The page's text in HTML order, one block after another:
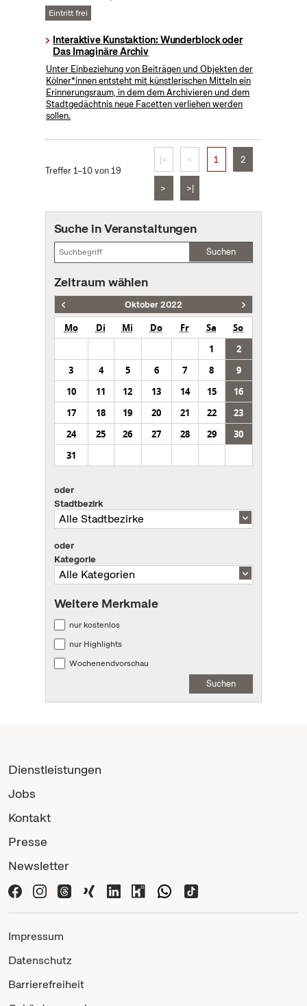
Eintritt frei
Interaktive Kunstaktion: Wunderblock oder
Das Imaginäre Archiv
Unter Einbeziehung von Beiträgen und Objekten der
Kölner*innen entsteht mit künstlerischen Mitteln ein
Erinnerungsraum, in dem dem Archivieren und dem
Stadtgedächtnis neue Facetten verliehen werden
sollen.
Treffer 1–10 von 19
|< < 1 2
> >|
Suche in Veranstaltungen
Suchen
Zeitraum wählen
Oktober 2022
Mo Di Mi Do Fr Sa
So
1
2
3
4 5 6 7 8
9
10
11 12 13 14 15
16
17
18 19 20 21 22
23
24
25 26 27 28 29
30
31
oder
Stadtbezirk
oder
Kategorie
Weitere Merkmale
nur kostenlos
nur Highlights
Wochenendvorschau
Suchen
Dienstleistungen
Jobs
Kontakt
Presse
Newsletter
Impressum
Datenschutz
Barrierefreiheit